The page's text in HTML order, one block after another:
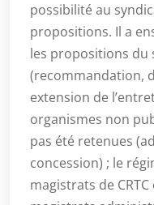
possibilité au
propositions. Il a
les propositions du
(recommandation,
extension de
organismes non
pas été retenues
concession) ; le
magistrats de